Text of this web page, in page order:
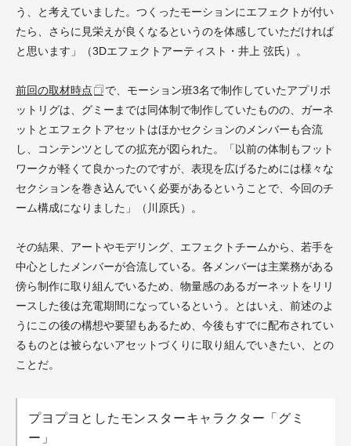
う、と考えていました。つくったモーションにエフェクトが付い
たら、さらに見栄えが良くなるというのを体感していただければ
と思います」（3Dエフェクトアーティスト・井上 弦氏）。
前回の取材時点
で、モーション班3名で制作していたアプリボ
ットリグは、グミーまでは同体制で制作していたものの、ガーネ
ットとエフェクトアセットはほかセクションのメンバーも合流
し、コンテンツとしての拡充が図られた。「以前の体制もフット
ワークが軽くて良かったのですが、表現を広げるためには様々な
セクションを巻き込んでいく必要があるということで、今回のチ
ーム構成になりました」（川原氏）。
その結果、アートやモデリング、エフェクトチームから、若手を
中心としたメンバーが合流している。各メンバーは主業務がある
傍ら制作に取り組んでいるため、物量感のあるガーネットをリリ
ースした後は充電期間になっているという。とはいえ、前述のよ
うにこの後の構想や要望もあるため、今後もすでに配布されてい
るものとは被らないアセットづくりに取り組んでいきたい、との
ことだ。
プヨプヨとしたモンスターキャラクター「グミ
ー」